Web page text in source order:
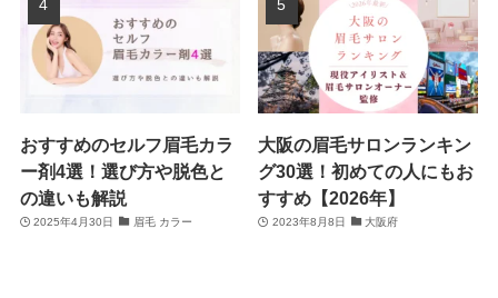
おすすめのセルフ眉毛カラ
ー剤4選！選び方や脱色と
の違いも解説
2025年4月30日 眉毛 カラー
大阪の眉毛サロンランキン
グ30選！初めての人にもお
すすめ【2026年】
2023年8月8日 大阪府